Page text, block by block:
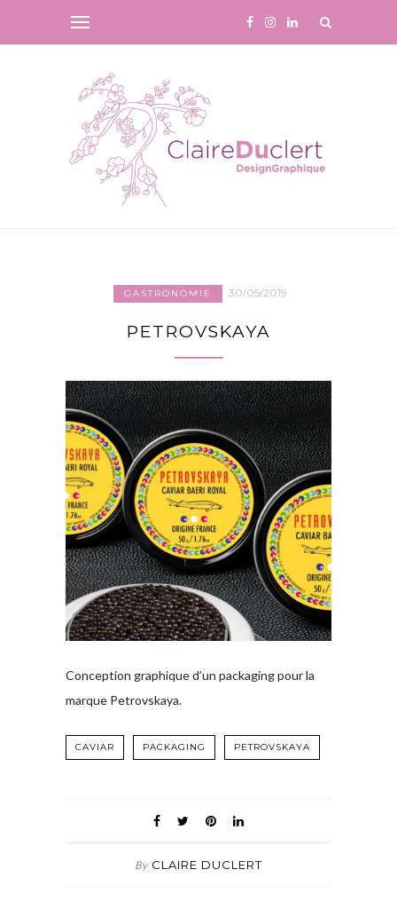
GASTRONOMIE 30/05/2019
PETROVSKAYA
Conception graphique d’un packaging pour la
marque Petrovskaya.
CAVIAR PACKAGING PETROVSKAYA
By CLAIRE DUCLERT